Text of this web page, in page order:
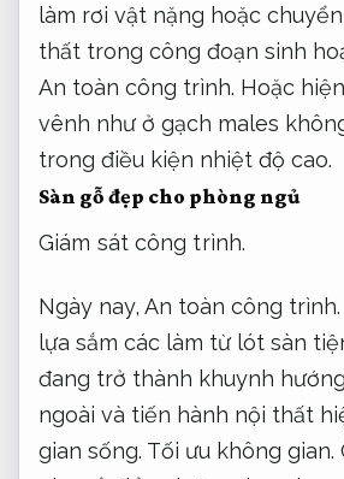
làm rơi vật nặng hoặc
thất trong công đoạn sinh
An toàn công trình. Hoặc
vênh như ở gạch males
trong điều kiện nhiệt độ cao.
Sàn gỗ đẹp cho phòng ngủ
Giám sát công trình.
Ngày nay, An toàn công trình.
lựa sắm các làm từ lót sàn
đang trở thành khuynh
ngoài và tiến hành nội thất
gian sống. Tối ưu không gian.